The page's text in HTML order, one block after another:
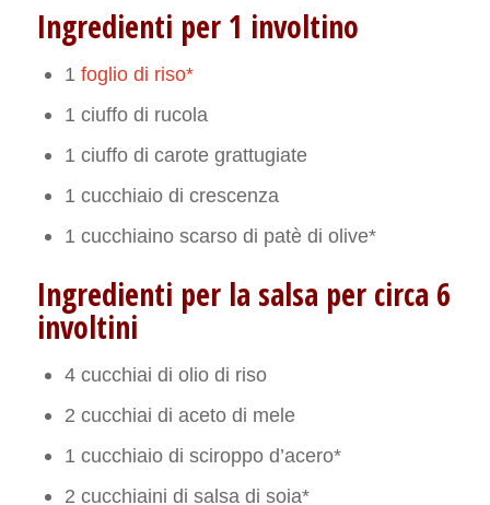
Ingredienti per 1 involtino
1 foglio di riso*
1 ciuffo di rucola
1 ciuffo di carote grattugiate
1 cucchiaio di crescenza
1 cucchiaino scarso di patè di olive*
Ingredienti per la salsa per circa 6
involtini
4 cucchiai di olio di riso
2 cucchiai di aceto di mele
1 cucchiaio di sciroppo d’acero*
2 cucchiaini di salsa di soia*